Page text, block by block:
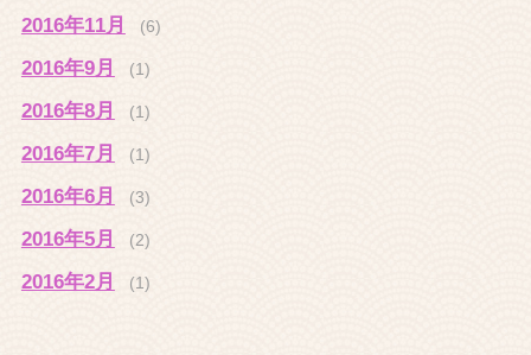
2016年11月 (6)
2016年9月 (1)
2016年8月 (1)
2016年7月 (1)
2016年6月 (3)
2016年5月 (2)
2016年2月 (1)